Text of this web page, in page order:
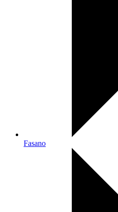
Fasano